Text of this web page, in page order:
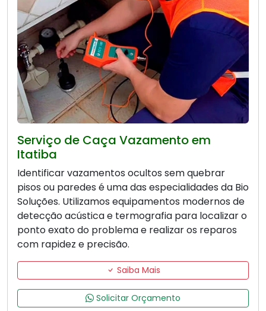
Serviço de Caça Vazamento em
Itatiba
Identificar vazamentos ocultos sem quebrar
pisos ou paredes é uma das especialidades da Bio
Soluções. Utilizamos equipamentos modernos de
detecção acústica e termografia para localizar o
ponto exato do problema e realizar os reparos
com rapidez e precisão.
Saiba Mais
Solicitar Orçamento